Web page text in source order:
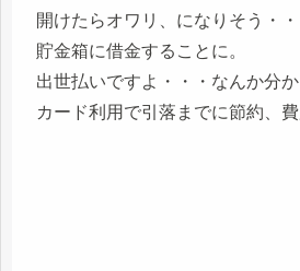
開けたらオワリ、になりそう・
貯金箱に借金することに。
出世払いですよ・・・なんか分
カード利用で引落までに節約、費